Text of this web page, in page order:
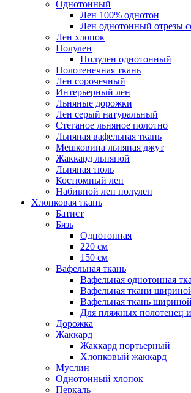
Однотонный
Лен 100% однотон
Лен однотонный отрезы
Лен хлопок
Полулен
Полулен однотонный
Полотенечная ткань
Лен сорочечный
Интерьерный лен
Льняные дорожки
Лен серый натуральный
Стеганое льняное полотно
Льняная вафельная ткань
Мешковина льняная джут
Жаккард льняной
Льняная тюль
Костюмный лен
Набивной лен полулен
Хлопковая ткань
Батист
Бязь
Однотонная
220 см
150 см
Вафельная ткань
Вафельная однотонная
Вафельная ткани
Вафельная ткань
Для пляжных полотенец
Дорожка
Жаккард
Жаккард портьерный
Хлопковый жаккард
Муслин
Однотонный хлопок
Перкаль